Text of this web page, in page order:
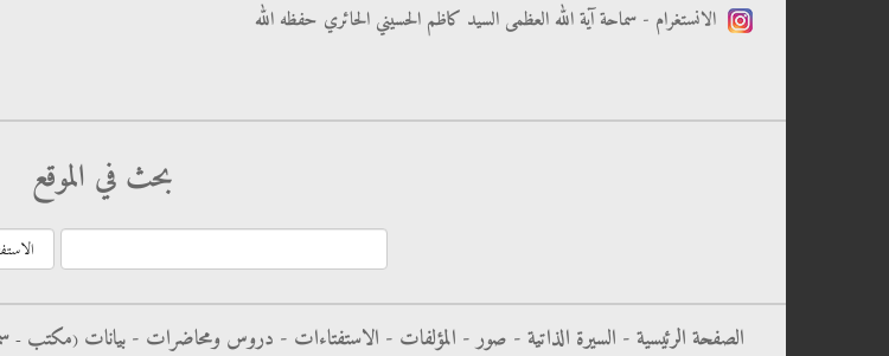
الانستغرام - سماحة آية الله العظمى السيد كاظم الحسيني الحائري حفظه الله
بحث في الموقع
الصفحة الرئيسية -السيرة الذاتية -صور -المؤلفات -الاستفتاءات -دروس ومحاضرات -بيانات (مکتب -